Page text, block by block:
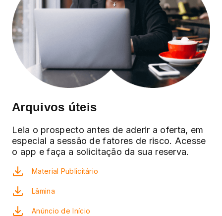
Arquivos úteis
Leia o prospecto antes de aderir a oferta, em
especial a sessão de fatores de risco. Acesse
o app e faça a solicitação da sua reserva.
Material Publicitário
Lâmina
Anúncio de Início